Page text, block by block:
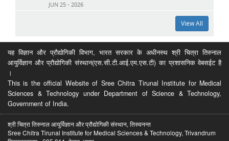
JUN 25 - 2026
View All
यह विज्ञान और प्रौद्योगिकी विभाग, भारत सरकार के अधीनस्थ श्री चित्रा तिरुनाल
आयुर्विज्ञान और प्रौद्योगिकी संस्थान(एस.सी.टी.आई.एम.एस.टी) का प्रशासनिक वेबसईट है
।
This is the official Website of Sree Chitra Tirunal Institute for Medical
Sciences & Technology under Department of Science & Technology,
Government of India.
श्री चित्रा तिरुनाल आयुर्विज्ञान और प्रौद्योगिकी संस्थान, तिरुवनन्त
Sree Chitra Tirunal Institute for Medical Sciences & Technology, Trivandrum